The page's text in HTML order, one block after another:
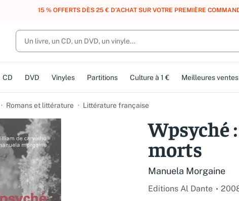
UN ACHAT, DES POINTS, DES RÉCOMPENSES :REJOIGNEZ GRATUITEMENT LE
CD DVD Vinyles Partitions Culture à 1 € Meilleures ventes
Romans et littérature Littérature française
Wpsyché
morts
Manuela Morgaine
Editions Al Dante